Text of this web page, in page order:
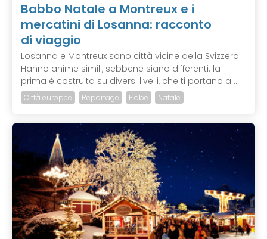
Babbo Natale a Montreux e i
mercatini di Losanna: racconto
di viaggio
Losanna e Montreux sono città vicine della Svizzera.
Hanno anime simili, sebbene siano differenti: la
prima è costruita su diversi livelli, che ti portano a ...
Città europee Reportage Fiabe Natale